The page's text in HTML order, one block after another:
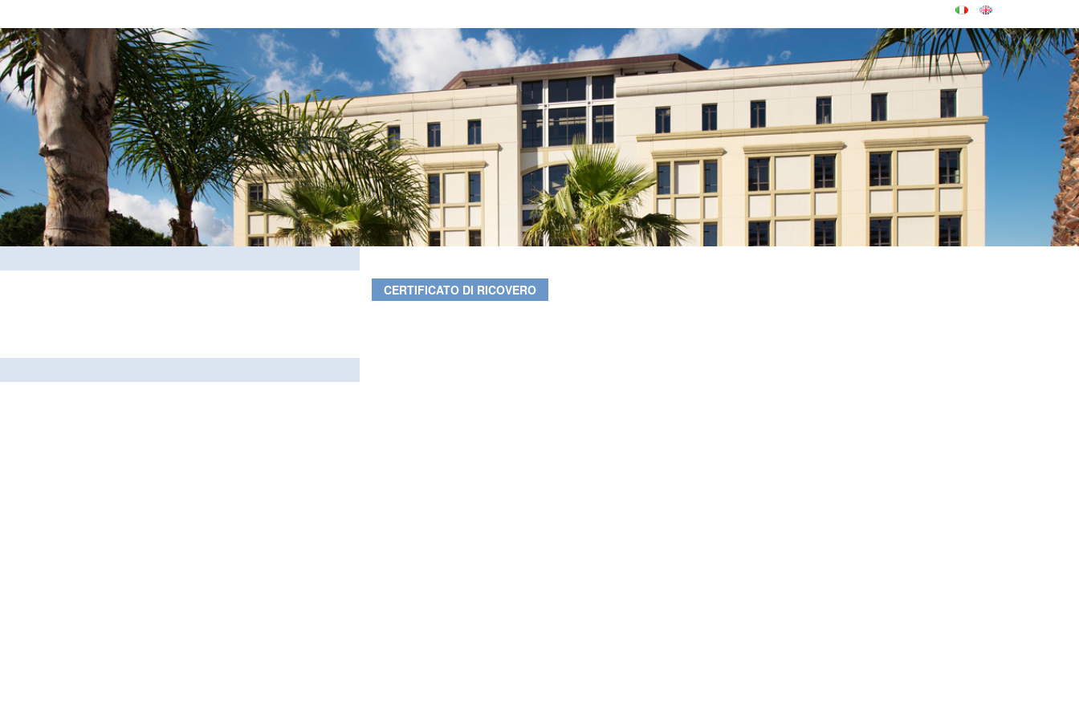
CERTIFICATO DI RICOVERO